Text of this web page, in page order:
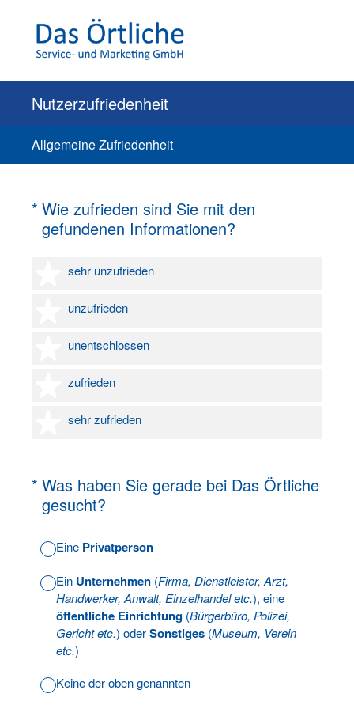
Nutzerzufriedenheit
Allgemeine Zufriedenheit
* Wie zufrieden sind Sie mit den
gefundenen Informationen?
(Erforderlich.)
sehr unzufrieden
1 Stern
unzufrieden
2 Sterne
unentschlossen
3 Sterne
zufrieden
4 Sterne
sehr zufrieden
5 Sterne
* Was haben Sie gerade bei Das Örtliche
gesucht?
(Erforderlich.)
Eine Privatperson
Ein Unternehmen (Firma, Dienstleister, Arzt,
Handwerker, Anwalt, Einzelhandel etc.), eine
öffentliche Einrichtung (Bürgerbüro, Polizei,
Gericht etc.) oderSonstiges (Museum, Verein
etc.)
Keine der oben genannten